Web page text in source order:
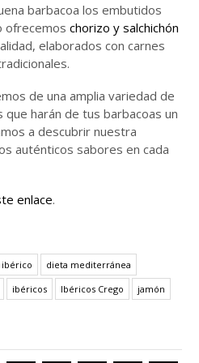
barbacoa los embutidos
ofrecemoschorizo y salchichón
elaborados con carnes
de una amplia variedad de
harán de tus barbacoas un
a descubrir nuestra
auténticos sabores en cada
enlace.
dieta mediterránea
ibéricos Ibéricos Crego
jamón